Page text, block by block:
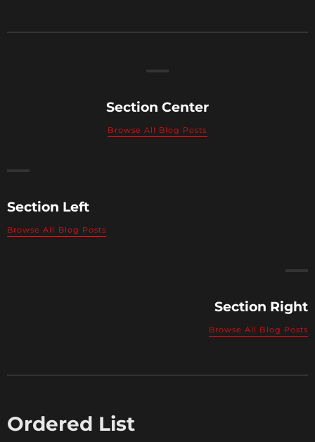
Section Center
Browse All Blog Posts
Section Left
Browse All Blog Posts
Section Right
Browse All Blog Posts
Ordered List